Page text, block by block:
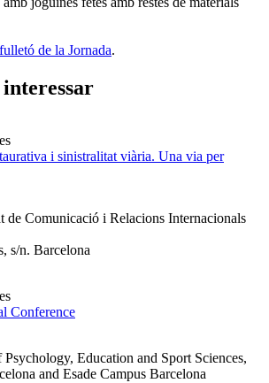
fulletó de la Jornada.
i sinistralitat viària. Una via per
de Comunicació i Relacions Internacionals
s/n. Barcelona
Conference
Education and Sport Sciences,
and Esade Campus Barcelona